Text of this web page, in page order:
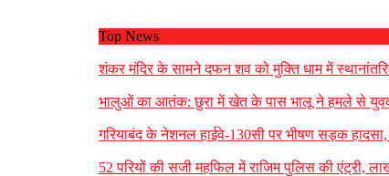
Top News
शंकर मंदिर के सामने दफन शव को मुक्ति धाम में
भालुओं का आतंक: छुरा में खेत के पास भालू ने हमले से युवक
गरियाबंद के नेशनल हाईवे-130सी पर भीषण सड़क
52 परियों की सजी महफिल में राजिम पुलिस की एंट्री,